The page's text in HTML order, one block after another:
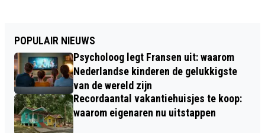
POPULAIR NIEUWS
Psycholoog legt Fransen uit: waarom
Nederlandse kinderen de gelukkigste
van de wereld zijn
Recordaantal vakantiehuisjes te koop:
waarom eigenaren nu uitstappen